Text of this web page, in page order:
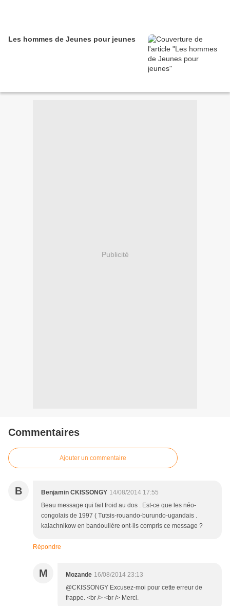
Les hommes de Jeunes pour jeunes
Publicité
Commentaires
Ajouter un commentaire
B Benjamin CKISSONGY 14/08/2014 17:55
Beau message qui fait froid au dos . Est-ce que les néo-
congolais de 1997 ( Tutsis-rouando-burundo-ugandais .
kalachnikow en bandoulière ont-ils compris ce message ?
Répondre
M Mozande 16/08/2014 23:13
@CKISSONGY Excusez-moi pour cette erreur de
frappe. <br /> <br /> Merci.